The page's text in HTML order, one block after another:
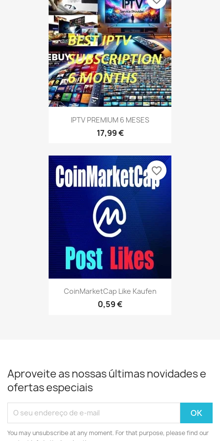
IPTV PREMIUM 6 MESES
17,99 €
CoinMarketCap Like Kaufen
0,59 €
favorite_border
Aproveite as nossas últimas novidades e
ofertas especiais
You may unsubscribe at any moment. For that purpose, please find our